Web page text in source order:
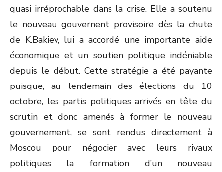
quasi irréprochable dans la crise. Elle a soutenu
le nouveau gouvernent provisoire dès la chute
de K.Bakiev, lui a accordé une importante aide
économique et un soutien politique indéniable
depuis le début. Cette stratégie a été payante
puisque, au lendemain des élections du 10
octobre, les partis politiques arrivés en tête du
scrutin et donc amenés à former le nouveau
gouvernement, se sont rendus directement à
Moscou pour négocier avec leurs rivaux
politiques la formation d’un nouveau